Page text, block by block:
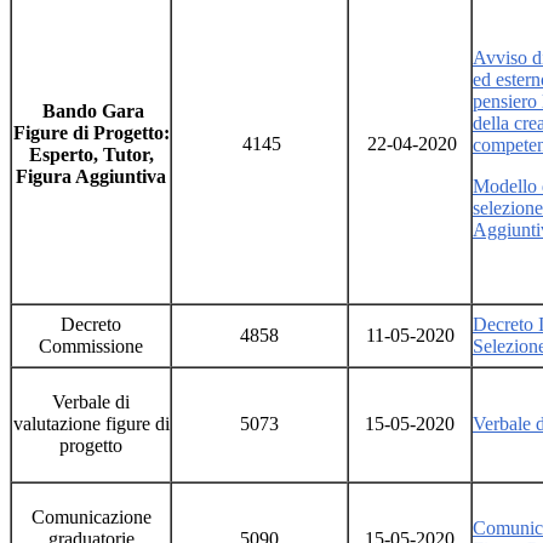
Bando Gara
Figure di Progetto:
Esperto, Tutor,
Figura Aggiuntiva
4145 22-04-2020
Avviso
ed
pensiero
della
Modello
Decreto
Commissione
4858 11-05-2020
Decreto
Verbale di
valutazione figure di
progetto
5073 15-05-2020 Verbale
Comunicazione